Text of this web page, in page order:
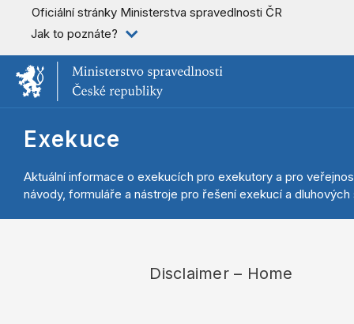
Oficiální stránky Ministerstva spravedlnosti ČR
Jak to poznáte?
Exekuce
Aktuální informace o exekucích pro exekutory a pro
návody, formuláře a nástroje pro řešení exekucí a dluhových
Disclaimer – Home